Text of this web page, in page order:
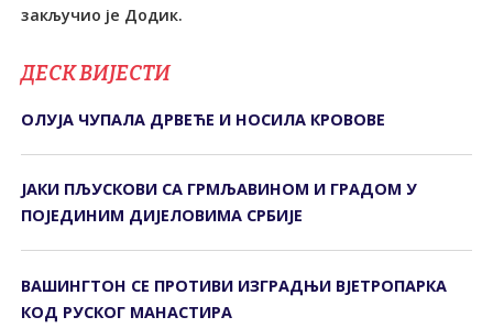
закључио је Додик.
ДЕСК ВИЈЕСТИ
ОЛУЈА ЧУПАЛА ДРВЕЋЕ И НОСИЛА КРОВОВЕ
ЈАКИ ПЉУСКОВИ СА ГРМЉАВИНОМ И ГРАДОМ У
ПОЈЕДИНИМ ДИЈЕЛОВИМА СРБИЈЕ
ВАШИНГТОН СЕ ПРОТИВИ ИЗГРАДЊИ ВЈЕТРОПАРКА
КОД РУСКОГ МАНАСТИРА